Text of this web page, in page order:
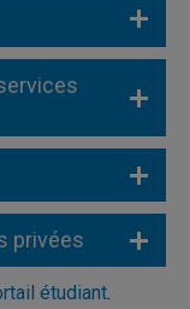
privées
étudiant.